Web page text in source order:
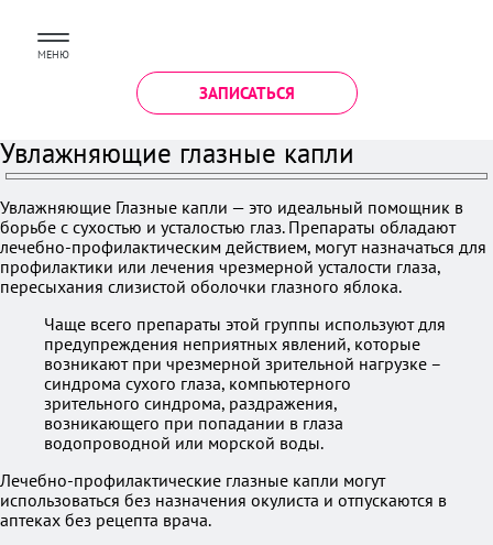
МЕНЮ
ЗАПИСАТЬСЯ
Увлажняющие глазные капли
Увлажняющие Глазные капли — это идеальный помощник в
борьбе с сухостью и усталостью глаз. Препараты обладают
лечебно-профилактическим действием, могут назначаться для
профилактики или лечения чрезмерной усталости глаза,
пересыхания слизистой оболочки глазного яблока.
Чаще всего препараты этой группы используют для
предупреждения неприятных явлений, которые
возникают при чрезмерной зрительной нагрузке –
синдрома сухого глаза, компьютерного
зрительного синдрома, раздражения,
возникающего при попадании в глаза
водопроводной или морской воды.
Лечебно-профилактические глазные капли могут
использоваться без назначения окулиста и отпускаются в
аптеках без рецепта врача.